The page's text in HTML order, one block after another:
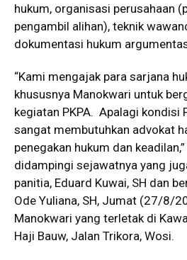
hukum, organisasi perusahaan
pengambil alihan), teknik
dokumentasi hukum
“Kami mengajak para sarjana
khususnya Manokwari untuk
kegiatan PKPA. Apalagi kondisi
sangat membutuhkan advokat
penegakan hukum dan
didampingi sejawatnya yang
panitia, Eduard Kuwai, SH dan
Ode Yuliana, SH, Jumat (27/8/
Manokwari yang terletak di
Haji Bauw, Jalan Trikora, Wosi.